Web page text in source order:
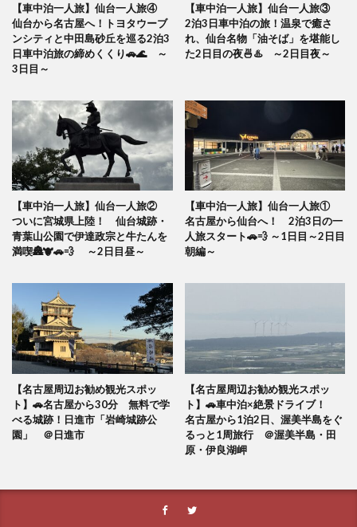
【車中泊一人旅】仙台一人旅④
仙台から名古屋へ！トヨタウーブ
ンシティと中田島砂丘を巡る2泊3
日車中泊旅の締めくくり🚗🌊 ～
3日目～
【車中泊一人旅】仙台一人旅③
2泊3日車中泊の旅！温泉で癒さ
れ、仙台名物「油そば」を堪能し
た2日目の夜🍜♨️ ～2日目夜～
【車中泊一人旅】仙台一人旅②
ついに宮城県上陸！ 仙台城跡・
青葉山公園で伊達政宗と牛たんを
満喫🏯🐮🚗💨 ～2日目昼～
【車中泊一人旅】仙台一人旅①
名古屋から仙台へ！ 2泊3日の一
人旅スタート🚗💨 ～1日目～2日目
朝編～
【名古屋周辺お勧め観光スポッ
ト】🚗名古屋から30分 無料で学
べる城跡！日進市「岩崎城跡公
園」 ＠日進市
【名古屋周辺お勧め観光スポッ
ト】🚗車中泊×絶景ドライブ！
名古屋から1泊2日、渥美半島をぐ
るっと1周旅行 ＠渥美半島・田
原・伊良湖岬